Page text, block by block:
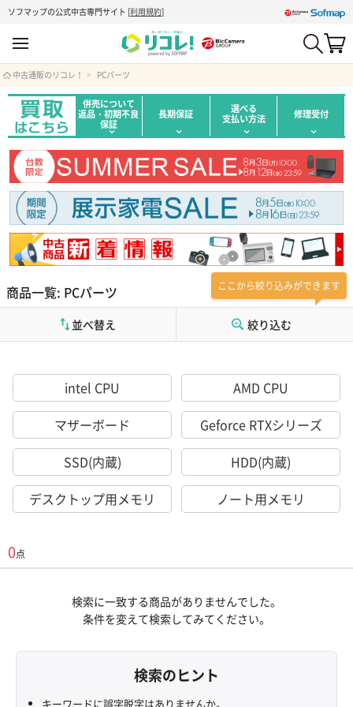
ソフマップの公式中古専門サイト [利用規約]
中古通販のリコレ！ PCパーツ
併売について
返品・初期不良
保証
長期保証 選べる
支払い方法 修理受付
商品一覧: PCパーツ ここから絞り込みができます
絞り込む
並べ替え
intel CPU
AMD CPU
マザーボード
Geforce RTXシリーズ
SSD(内蔵)
HDD(内蔵)
デスクトップ用メモリ
ノート用メモリ
0点
検索に一致する商品がありませんでした。
条件を変えて検索してみてください。
検索のヒント
キーワードに誤字脱字はありませんか。